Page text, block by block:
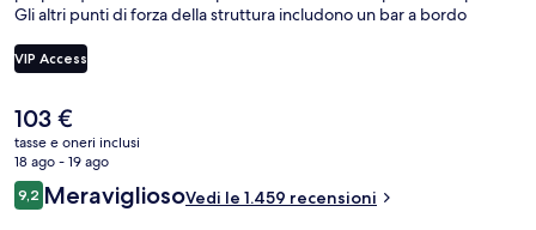
Gli altri punti di forza della struttura includono un bar a bordo
menzionano il personale gentile e la spiaggia del posto.
VIP Access
Il
prezzo
attuale
è
103 €
103 €
tasse e oneri inclusi
18 ago - 19 ago
Recensioni
9,29,2 su 10
MeravigliosoVedi le 1.459 recensioni